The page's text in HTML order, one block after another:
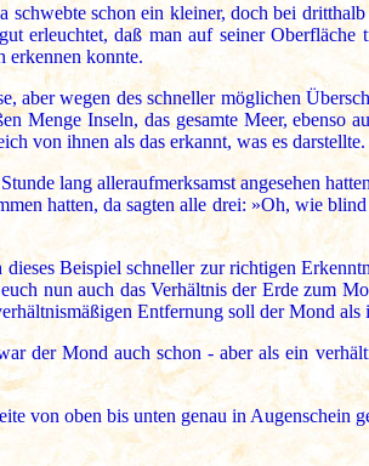
schwebte schon ein kleiner, doch bei
erleuchtet, daß man auf seiner
erkennen konnte.
aber wegen des schneller möglichen
Menge Inseln, das gesamte Meer,
von ihnen als das erkannt, was es darstellte.
lang alleraufmerksamst angesehen
hatten, da sagten alle drei: »Oh, wie
Beispiel schneller zur richtigen
nun auch das Verhältnis der Erde zum
Entfernung soll der Mond
der Mond auch schon - aber als ein
von oben bis unten genau in